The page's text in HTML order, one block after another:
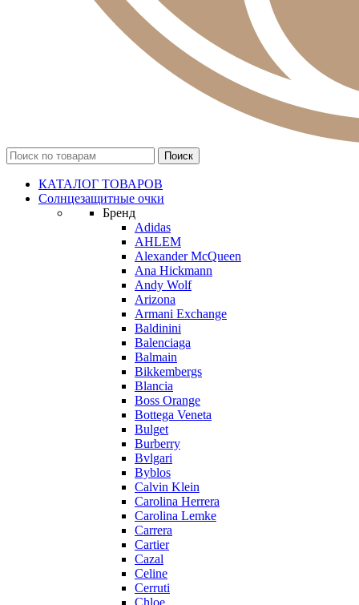
КАТАЛОГ ТОВАРОВ
Солнцезащитные очки
Бренд
Adidas
AHLEM
Alexander McQueen
Ana Hickmann
Andy Wolf
Arizona
Armani Exchange
Baldinini
Balenciaga
Balmain
Bikkembergs
Blancia
Boss Orange
Bottega Veneta
Bulget
Burberry
Bvlgari
Byblos
Calvin Klein
Carolina Herrera
Carolina Lemke
Carrera
Cartier
Cazal
Celine
Cerruti
Chloe